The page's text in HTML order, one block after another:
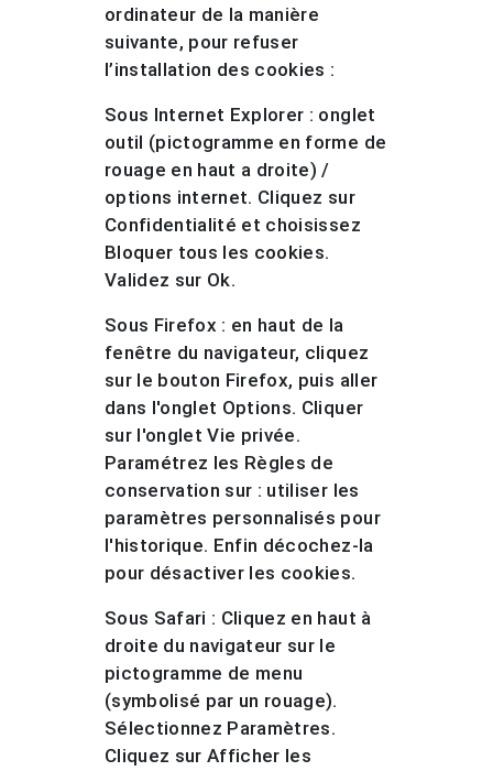
ordinateur de la manière
suivante, pour refuser
l’installation des cookies :
Sous Internet Explorer : onglet
outil (pictogramme en forme de
rouage en haut a droite) /
options internet. Cliquez sur
Confidentialité et choisissez
Bloquer tous les cookies.
Validez sur Ok.
Sous Firefox : en haut de la
fenêtre du navigateur, cliquez
sur le bouton Firefox, puis aller
dans l'onglet Options. Cliquer
sur l'onglet Vie privée.
Paramétrez les Règles de
conservation sur : utiliser les
paramètres personnalisés pour
l'historique. Enfin décochez-la
pour désactiver les cookies.
Sous Safari : Cliquez en haut à
droite du navigateur sur le
pictogramme de menu
(symbolisé par un rouage).
Sélectionnez Paramètres.
Cliquez sur Afficher les